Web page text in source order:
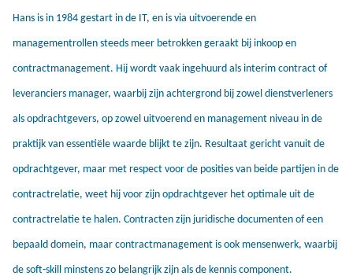
Hans is in 1984 gestart in de IT, en is via uitvoerende en
managementrollen steeds meer betrokken geraakt bij inkoop en
contractmanagement. Hij wordt vaak ingehuurd als interim contract of
leveranciers manager, waarbij zijn achtergrond bij zowel dienstverleners
als opdrachtgevers, op zowel uitvoerend en management niveau in de
praktijk van essentiële waarde blijkt te zijn. Resultaat gericht vanuit de
opdrachtgever, maar met respect voor de posities van beide partijen in de
contractrelatie, weet hij voor zijn opdrachtgever het optimale uit de
contractrelatie te halen. Contracten zijn juridische documenten of een
bepaald domein, maar contractmanagement is ook mensenwerk, waarbij
de soft-skill minstens zo belangrijk zijn als de kennis component.